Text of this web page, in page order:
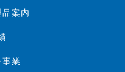
案内
事業